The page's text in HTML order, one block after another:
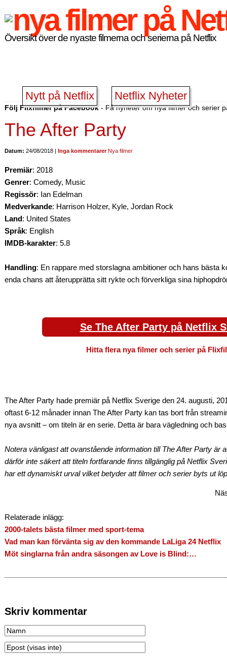
Översikt över de nyaste filmerna och serierna på Netflix
Nytt på Netflix Netflix Nyheter
Följ Flixfilmer på Facebook- Få nyheter om nya filmer och serier
The After Party
Datum: 24/08/2018 | Inga kommentarer Nya filmer
Premiär: 2018
Genrer: Comedy, Music
Regissör: Ian Edelman
Medverkande: Harrison Holzer, Kyle, Jordan Rock
Land: United States
Språk: English
IMDB-karakter: 5.8
Handling: En rappare med storslagna ambitioner och hans bästa
enda chans att återupprätta sitt rykte och förverkliga sina
Se The After Party på Netflix
Hitta flera nya filmer och serier på
The After Party hade premiär på Netflix Sverige den 24. augusti,
oftast 6-12 månader innan The After Party kan tas bort från
nya avsnitt – om titeln är en serie. Detta är bara vägledning och
Notera vänligast att ovanstående information till The After Party är
därför inte säkert att titeln fortfarande finns tillgänglig på Netflix
har ett dynamiskt urval vilket betyder att filmer och serier byts ut
Relaterade inlägg:
2000-talets bästa filmer med sport-tema
Vad man kan förvänta sig av den kommande LaLiga 24 Netflix
Möt singlarna från andra säsongen av Love is Blind:…
Skriv kommentar